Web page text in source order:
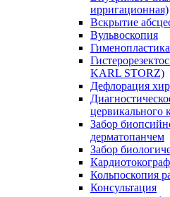
ирригационная)
Вскрытие
Вульвоскопия
Гименопластика
KARL STORZ)
Дефлорация
цервикального
Забор
дерматопанчем
Забор
Кольпоскопия
Консультация